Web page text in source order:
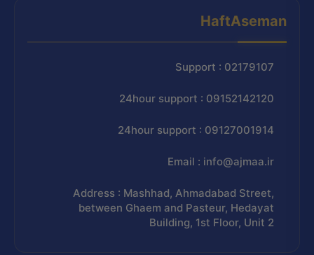
HaftAseman
Support : 02179107
24hour support : 09152142120
24hour support : 09127001914
Email : info@ajmaa.ir
Address : Mashhad, Ahmadabad Street,
between Ghaem and Pasteur, Hedayat
Building, 1st Floor, Unit 2